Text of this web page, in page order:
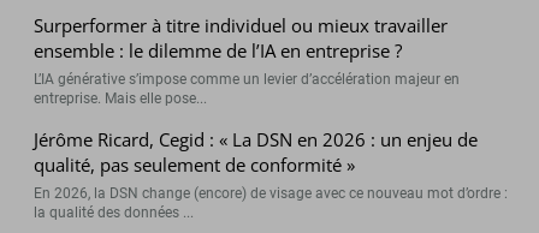
Surperformer à titre individuel ou mieux travailler
ensemble : le dilemme de l’IA en entreprise ?
L’IA générative s’impose comme un levier d’accélération majeur en
entreprise. Mais elle pose...
Jérôme Ricard, Cegid : « La DSN en 2026 : un enjeu de
qualité, pas seulement de conformité »
En 2026, la DSN change (encore) de visage avec ce nouveau mot d’ordre :
la qualité des données ...